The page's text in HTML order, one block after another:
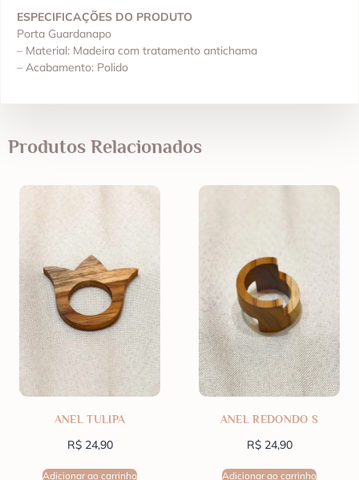
ESPECIFICAÇÕES DO PRODUTO
Porta Guardanapo
– Material: Madeira com tratamento antichama
– Acabamento: Polido
Produtos Relacionados
ANEL TULIPA
R$24,90
Adicionar ao carrinho
ANEL REDONDO S
R$24,90
Adicionar ao carrinho